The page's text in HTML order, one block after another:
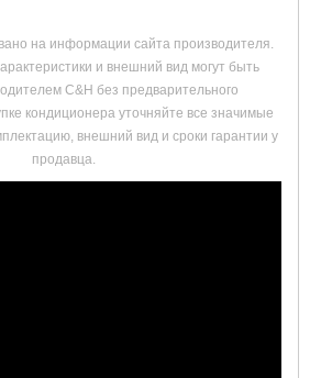
на информации сайта производителя.
и внешний вид могут быть
C&H без предварительного
кондиционера уточняйте все значимые
внешний вид и сроки гарантии у
продавца.